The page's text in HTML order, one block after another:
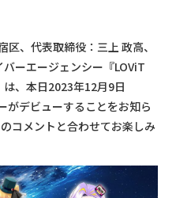
、代表取締役：三上 政高、
ーエージェンシー『LOViT
、本日2023年12月9日
がデビューすることをお知ら
コメントと合わせてお楽しみ